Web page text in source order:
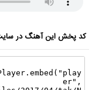
کد پخش این آهنگ در